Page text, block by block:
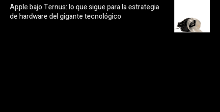
Apple bajo Ternus: lo que sigue para la estrategia
de hardware del gigante tecnológico